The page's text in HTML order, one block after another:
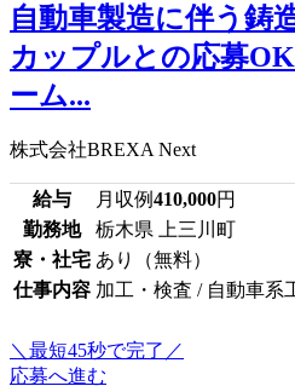
自動車製造に伴う鋳
カップルとの応募
ーム...
株式会社BREXA Next
給与 月収例410,000円
勤務地
栃木県 上三川町
寮・社宅 あり（無料）
仕事内容 加工・検査 / 自動車系
＼最短45秒で完了／
応募へ進む